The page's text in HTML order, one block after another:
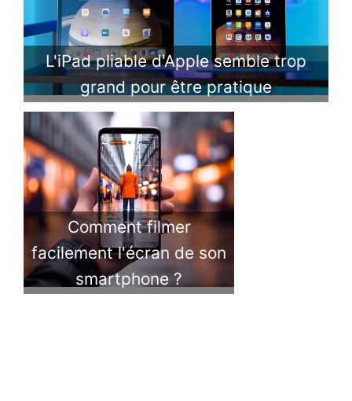
L'iPad pliable d'Apple semble trop
grand pour être pratique
Comment filmer
facilement l'écran de son
smartphone ?